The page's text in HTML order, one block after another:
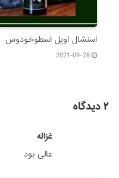
اسنشال اویل اسطوخودوس
2021-09-28
۲ دیدگاه
غزاله
عالی بود